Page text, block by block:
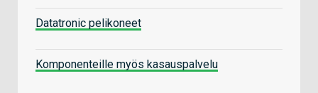
Datatronic pelikoneet
Komponenteille myös kasauspalvelu